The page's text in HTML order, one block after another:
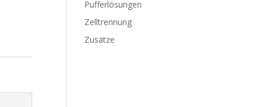
Pufferlösungen
Zelltrennung
Zusätze